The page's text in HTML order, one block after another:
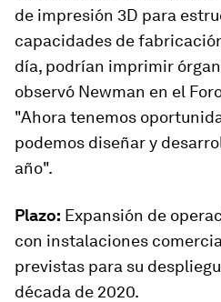
de impresión 3D para
capacidades de
día, podrían imprimir
observó Newman en el
"Ahora tenemos
podemos diseñar y
año".
Plazo: Expansión de
con instalaciones
previstas para su
década de 2020.